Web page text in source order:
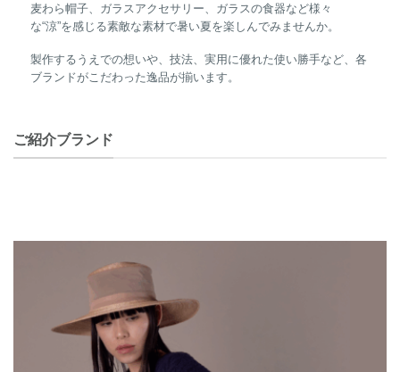
麦わら帽子、ガラスアクセサリー、ガラスの食器など様々
な“涼”を感じる素敵な素材で暑い夏を楽しんでみませんか。
製作するうえでの想いや、技法、実用に優れた使い勝手など、各
ブランドがこだわった逸品が揃います。
ご紹介ブランド